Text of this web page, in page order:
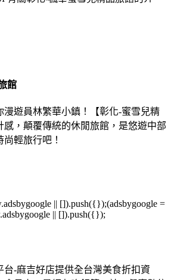
館
漫遊員林繁華小鎮！【彰化-蜜雪兒精
感，顛覆傳統的休閒旅館，是悠遊中部
輕旅行吧！
|| []).push({});(adsbygoogle =
|| []).push({});
台-麻吉好店提供全台灣美食折扣資